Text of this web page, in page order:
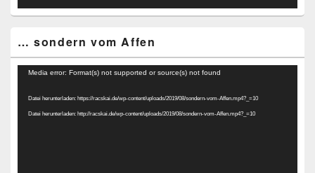
… sondern vom Affen
Video-
Media error: Format(s) not supported or source(s) not found
Datei herunterladen: https://racskai.de/wp-content/uploads/2019/08/sondern-vom-Affen.mp4?_=10
Datei herunterladen: http://racskai.de/wp-content/uploads/2019/08/sondern-vom-Affen.mp4?_=10